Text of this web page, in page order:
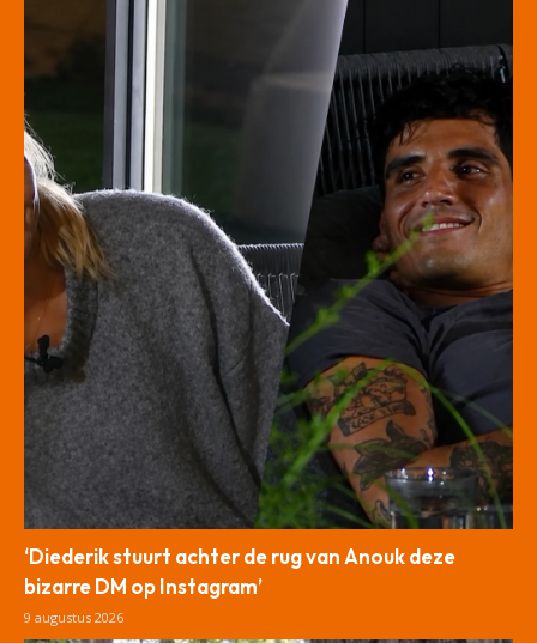
‘Diederik stuurt achter de rug van Anouk deze
bizarre DM op Instagram’
9 augustus 2026